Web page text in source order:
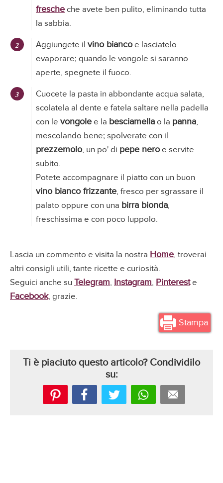
fresche che avete ben pulito, eliminando tutta
la sabbia.
Aggiungete il vino biancoe lasciatelo
evaporare; quando le vongole si saranno
aperte, spegnete il fuoco.
Cuocete la pasta in abbondante acqua salata,
scolatela al dente e fatela saltare nella padella
con le vongole e la besciamella o la panna,
mescolando bene; spolverate con il
prezzemolo, un po' di pepe neroe servite
subito.
Potete accompagnare il piatto con un buon
vino bianco frizzante, fresco per sgrassare il
palato oppure con una birra bionda,
freschissima e con poco luppolo.​
Lascia un commento e visita la nostra Home, troverai
altri consigli utili, tante ricette e curiosità.
Seguici anche su Telegram, Instagram, Pintereste
Facebook, grazie.
Stampa
Ti è piaciuto questo articolo? Condividilo
su: